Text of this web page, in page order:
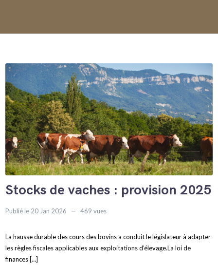
Stocks de vaches : provision 2025
Publié le 20 Jan 2026 469 vues
La hausse durable des cours des bovins a conduit le législateur à adapter
les règles fiscales applicables aux exploitations d’élevage.La loi de
finances […]